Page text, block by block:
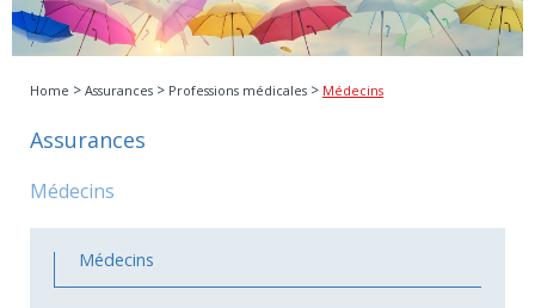
Home > Assurances > Professions médicales > Médecins
Assurances
Médecins
Médecins